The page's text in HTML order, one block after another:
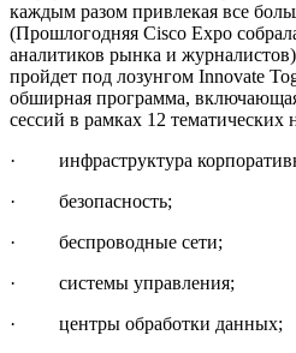
каждым разом привлекая все
(Прошлогодняя Cisco Expo
аналитиков рынка и
пройдет под лозунгом Innovate
обширная программа,
сессий в рамках 12
· инфраструктура
· безопасность;
· беспроводные сети;
· системы управления;
· центры обработки данных;